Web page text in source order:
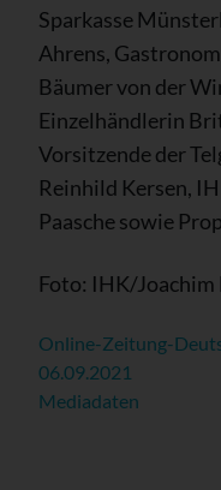
Sparkasse
Ahrens,
Bäumer von der
Einzelhändlerin
Vorsitzende der
Reinhild Kersen,
Paasche sowie
Foto: IHK/Joachim
Online-Zeitung-
06.09.2021
Mediadaten